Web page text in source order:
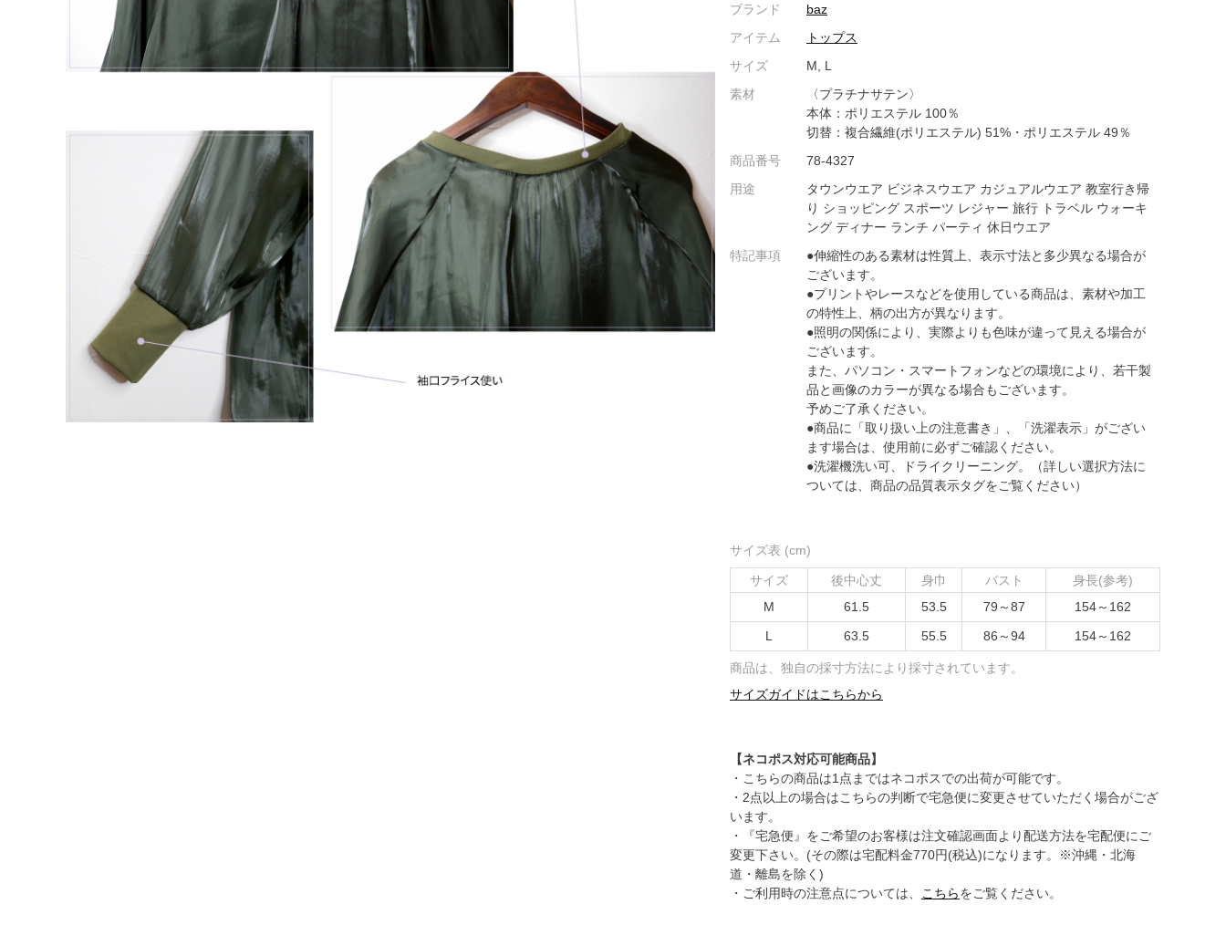
ブランド
baz
アイテム
トップス
サイズ
M, L
素材
〈プラチナサテン〉
本体：ポリエステル 100％
切替：複合繊維(ポリエステル) 51%・ポリエステル 49％
商品番号
78-4327
用途
タウンウエア ビジネスウエア カジュアルウエア 教室行き帰
り ショッピング スポーツ レジャー 旅行 トラベル ウォーキ
ング ディナー ランチ パーティ 休日ウエア
特記事項
●伸縮性のある素材は性質上、表示寸法と多少異なる場合が
ございます。
●プリントやレースなどを使用している商品は、素材や加工
の特性上、柄の出方が異なります。
●照明の関係により、実際よりも色味が違って見える場合が
ございます。
また、パソコン・スマートフォンなどの環境により、若干製
品と画像のカラーが異なる場合もございます。
予めご了承ください。
●商品に「取り扱い上の注意書き」、「洗濯表示」がござい
ます場合は、使用前に必ずご確認ください。
●洗濯機洗い可、ドライクリーニング。（詳しい選択方法に
ついては、商品の品質表示タグをご覧ください）
サイズ表 (cm)
サイズ 後中心丈 身巾 バスト
身長(参考)
M
61.5 53.5 79～87
154～162
L
63.5 55.5 86～94 154～162
商品は、独自の採寸方法により採寸されています。
サイズガイドはこちらから
【ネコポス対応可能商品】
・こちらの商品は1点まではネコポスでの出荷が可能です。
・2点以上の場合はこちらの判断で宅急便に変更させていただく場合がござ
います。
・『宅急便』をご希望のお客様は注文確認画面より配送方法を宅配便にご
変更下さい。(その際は宅配料金770円(税込)になります。※沖縄・北海
道・離島を除く)
・ご利用時の注意点については、
こちらをご覧ください。